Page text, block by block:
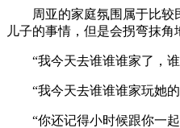
周亚的家庭氛围属于比较
儿子的事情，但是会拐弯抹角
“我今天去谁谁谁家了，谁
“我今天去谁谁谁家玩她的
“你还记得小时候跟你一起